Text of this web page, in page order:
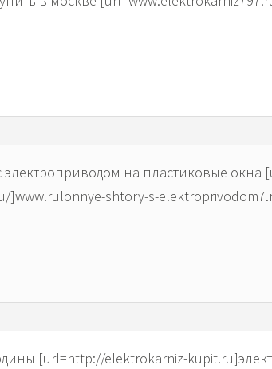
на пластиковые окна
]www.rulonnye-shtory-s-
[url=http://elektrokarniz-